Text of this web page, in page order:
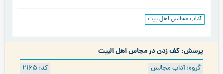
آداب مجالس اهل بیت
پرسش: کف زدن در مجاس اهل البیت
کد: 2165 گروه: آداب مجالس